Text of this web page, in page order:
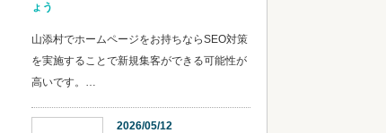
ょう
山添村でホームページをお持ちならSEO対策
を実施することで新規集客ができる可能性が
高いです。…
2026/05/12